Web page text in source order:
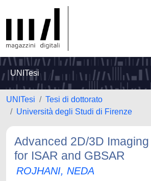
UNITesi
UNITesi
Tesi di dottorato
Università degli Studi di Firenze
Advanced 2D/3D
for ISAR and GBSAR
ROJHANI, NEDA